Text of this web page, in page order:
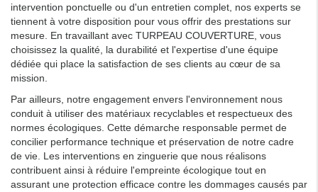
intervention ponctuelle ou d'un entretien complet, nos experts se
tiennent à votre disposition pour vous offrir des prestations sur
mesure. En travaillant avec TURPEAU COUVERTURE, vous
choisissez la qualité, la durabilité et l'expertise d'une équipe
dédiée qui place la satisfaction de ses clients au cœur de sa
mission.
Par ailleurs, notre engagement envers l'environnement nous
conduit à utiliser des matériaux recyclables et respectueux des
normes écologiques. Cette démarche responsable permet de
concilier performance technique et préservation de notre cadre
de vie. Les interventions en zinguerie que nous réalisons
contribuent ainsi à réduire l'empreinte écologique tout en
assurant une protection efficace contre les dommages causés par